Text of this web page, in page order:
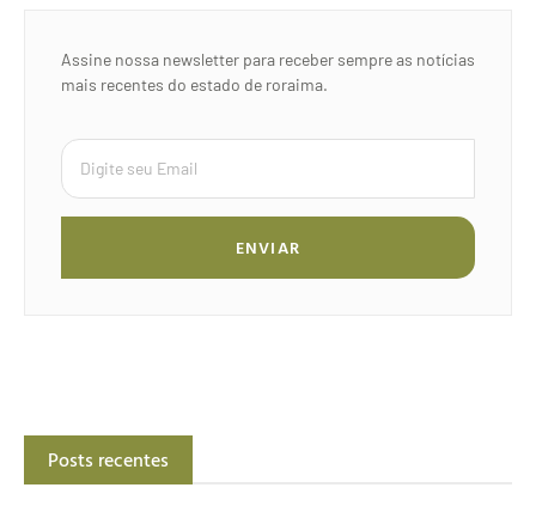
Assine nossa newsletter para receber sempre as notícias
mais recentes do estado de roraima.
ENVIAR
Posts recentes